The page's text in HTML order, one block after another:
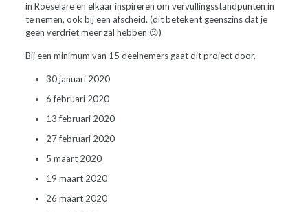
in Roeselare en elkaar inspireren om vervullingsstandpunten in
te nemen, ook bij een afscheid. (dit betekent geenszins dat je
geen verdriet meer zal hebben 😉)
Bij een minimum van 15 deelnemers gaat dit project door.
30 januari 2020
6 februari 2020
13 februari 2020
27 februari 2020
5 maart 2020
19 maart 2020
26 maart 2020